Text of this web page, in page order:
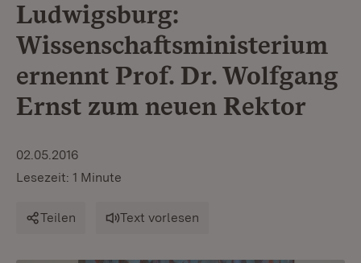
Ludwigsburg:
Wissenschaftsministerium
ernennt Prof. Dr. Wolfgang
Ernst zum neuen Rektor
02.05.2016
Lesezeit: 1 Minute
Teilen Text vorlesen